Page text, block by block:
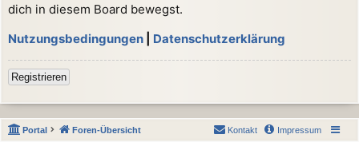
dich in diesem Board bewegst.
Nutzungsbedingungen
Datenschutzerklärung
Registrieren
Portal Foren-Übersicht Impressum
Kontakt